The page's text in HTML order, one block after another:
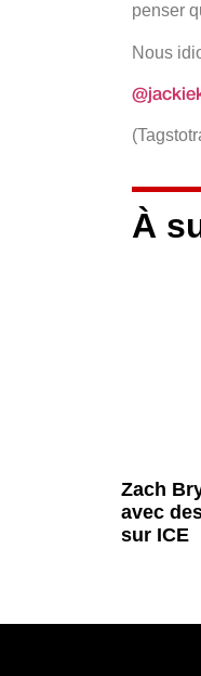
penser
Nous
À
Zach
avec
sur ICE